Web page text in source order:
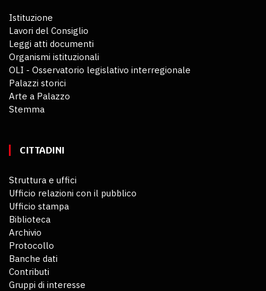
Istituzione
Lavori del Consiglio
Leggi atti documenti
Organismi istituzionali
OLI - Osservatorio legislativo interregionale
Palazzi storici
Arte a Palazzo
Stemma
CITTADINI
Struttura e uffici
Ufficio relazioni con il pubblico
Ufficio stampa
Biblioteca
Archivio
Protocollo
Banche dati
Contributi
Gruppi di interesse